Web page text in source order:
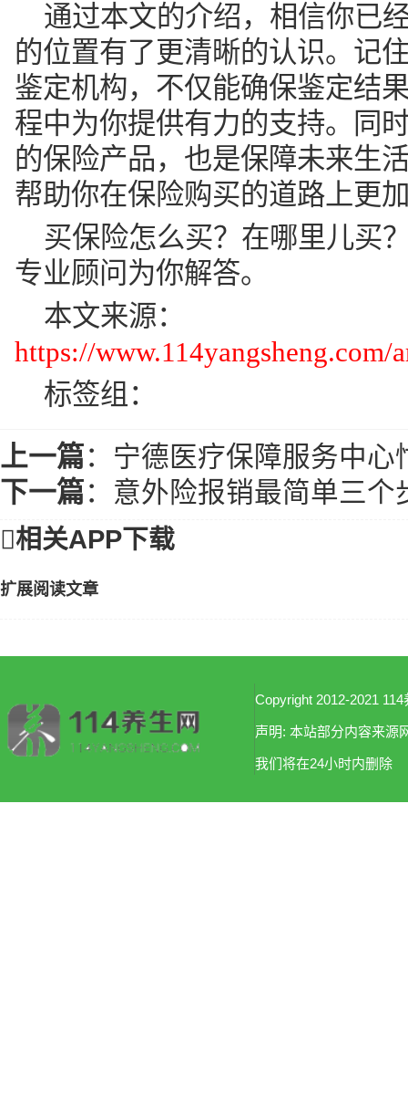
的保险产品，也是保障未来生
帮助你在保险购买的道路上更
买保险怎么买？在哪里儿买
专业顾问为你解答。
本文来源：
https://
标签组：
上一篇： 宁德医疗保障服务中心
下一篇 ：意外险报销最简单三个
扩展阅读文章